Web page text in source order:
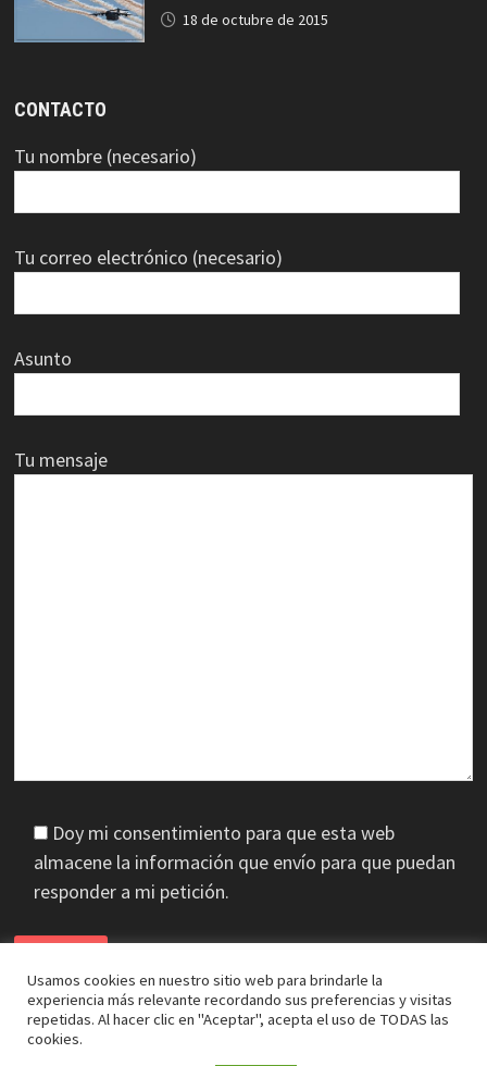
18 de octubre de 2015
CONTACTO
Tu nombre (necesario)
Tu correo electrónico (necesario)
Asunto
Tu mensaje
Doy mi consentimiento para que esta web
almacene la información que envío para que puedan
responder a mi petición.
Usamos cookies en nuestro sitio web para brindarle la
experiencia más relevante recordando sus preferencias y visitas
repetidas. Al hacer clic en "Aceptar", acepta el uso de TODAS las
cookies.